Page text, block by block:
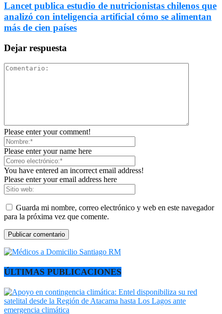
Lancet publica estudio de nutricionistas chilenos que
analizó con inteligencia artificial cómo se alimentan
más de cien países
Dejar respuesta
Please enter your comment!
Please enter your name here
You have entered an incorrect email address!
Please enter your email address here
Guarda mi nombre, correo electrónico y web en este navegador
para la próxima vez que comente.
ÚLTIMAS PUBLICACIONES